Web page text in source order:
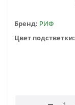
Бренд: РИФ
Цвет подстветки: